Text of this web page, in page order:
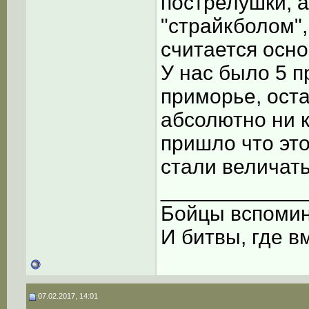
считается
У нас было 5
приморье,
абсолютно ни
пришло что
стали
Бойцы
И битвы, где
07.02.2017, 14:01